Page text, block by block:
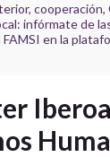
cooperación,
infórmate de
en la